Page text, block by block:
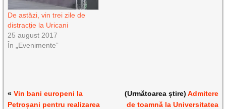
De astăzi, vin trei zile de
distracție la Uricani
25 august 2017
În „Evenimente”
«Vin bani europeni la
Petroșani pentru realizarea
(Următoarea știre) Admitere
de toamnă la Universitatea